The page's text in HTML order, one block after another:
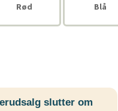
Rød Blå
slutter om